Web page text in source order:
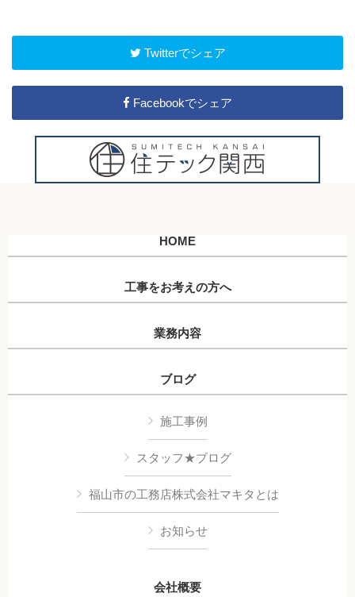
Twitterでシェア
Facebookでシェア
HOME
工事をお考えの方へ
業務内容
ブログ
施工事例
スタッフ★ブログ
福山市の工務店株式会社マキタとは
お知らせ
会社概要